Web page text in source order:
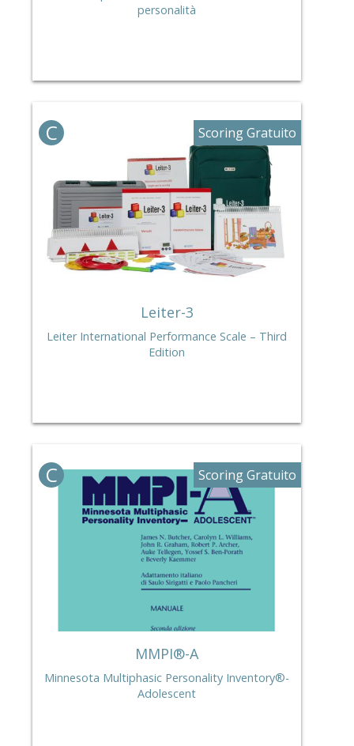
personalità
C Scoring Gratuito
Leiter-3
Leiter International Performance Scale – Third
Edition
C Scoring Gratuito
MMPI®-A
Minnesota Multiphasic Personality Inventory®-
Adolescent